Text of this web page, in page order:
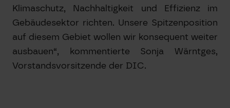
Klimaschutz, Nachhaltigkeit und Effizienz im
Gebäudesektor richten. Unsere Spitzenposition
auf diesem Gebiet wollen wir konsequent weiter
ausbauen“, kommentierte Sonja Wärntges,
Vorstandsvorsitzende der DIC.